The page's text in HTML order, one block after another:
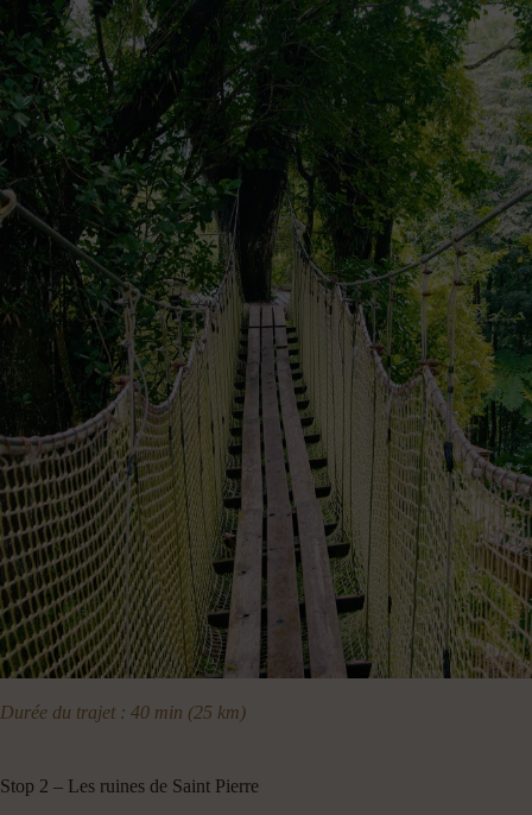
Durée du trajet : 40 min (25 km)
Stop 2 – Les ruines de Saint Pierre